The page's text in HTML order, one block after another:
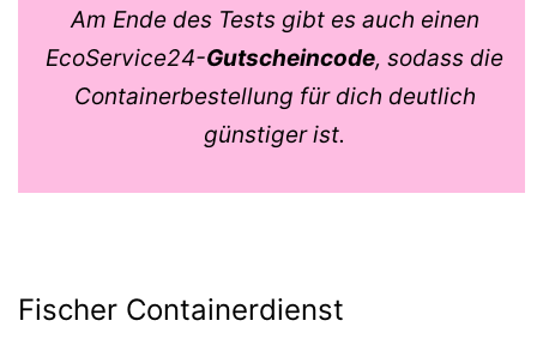
Am Ende des Tests gibt es auch einen
EcoService24-Gutscheincode, sodass die
Containerbestellung für dich deutlich
günstiger ist.
Fischer Containerdienst